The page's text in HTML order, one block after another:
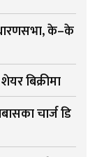
के–के
बिक्रीमा
चार्ज डि